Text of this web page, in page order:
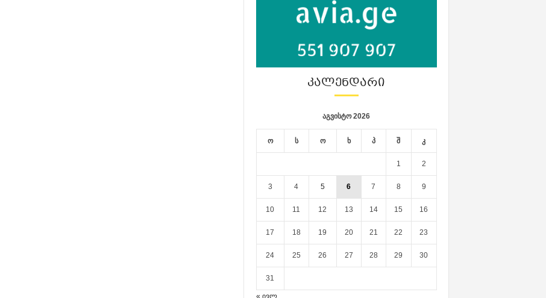
ᲙᲐᲚᲔᲜᲓᲐᲠᲘ
აგვისტო 2026
ო ს ო ხ პ შ კ
1 2
3 4 5 6 7 8 9
10 11 12 13 14 15 16
17 18 19 20 21 22 23
24 25 26 27 28 29 30
31